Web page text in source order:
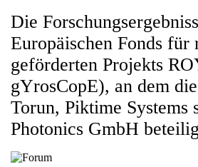
Die
Europäischen Fonds
geförderten Projekts
gYrosCopE), an dem
Torun, Piktime Systems
Photonics GmbH